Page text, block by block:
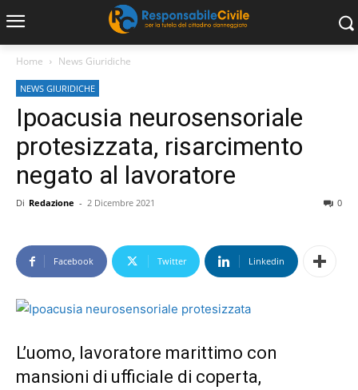
Home News Giuridiche
NEWS GIURIDICHE
Ipoacusia neurosensoriale
protesizzata, risarcimento
negato al lavoratore
Di Redazione - 2 Dicembre 2021 0
Facebook Twitter Linkedin
L’uomo, lavoratore marittimo con
mansioni di ufficiale di coperta,